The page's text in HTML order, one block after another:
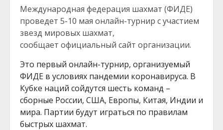
Международная федерация шахмат (ФИДЕ)
проведет 5-10 мая онлайн-турнир с участием
звезд мировых шахмат,
сообщает официальный сайт организации.
Это первый онлайн-турнир, организуемый
ФИДЕ в условиях пандемии коронавируса. В
Кубке наций сойдутся шесть команд –
сборные России, США, Европы, Китая, Индии и
мира. Партии будут играться по правилам
быстрых шахмат.